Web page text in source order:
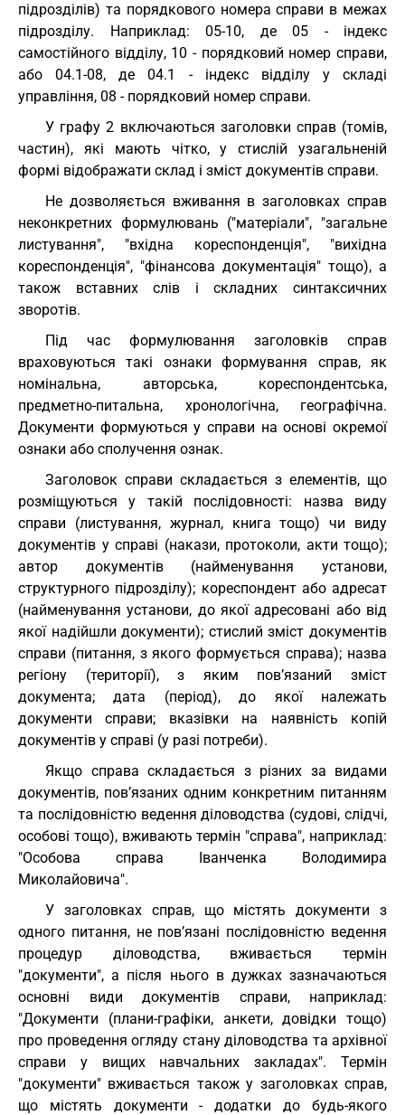
підрозділів) та порядкового номера справи в межах
підрозділу. Наприклад: 05-10, де 05 - індекс
самостійного відділу, 10 - порядковий номер справи,
або 04.1-08, де 04.1 - індекс відділу у складі
управління, 08 - порядковий номер справи.
У графу 2 включаються заголовки справ (томів,
частин), які мають чітко, у стислій узагальненій
формі відображати склад і зміст документів справи.
Не дозволяється вживання в заголовках справ
неконкретних формулювань ("матеріали", "загальне
листування", "вхідна кореспонденція", "вихідна
кореспонденція", "фінансова документація" тощо), а
також вставних слів і складних синтаксичних
зворотів.
Під час формулювання заголовків справ
враховуються такі ознаки формування справ, як
номінальна, авторська, кореспондентська,
предметно-питальна, хронологічна, географічна.
Документи формуються у справи на основі окремої
ознаки або сполучення ознак.
Заголовок справи складається з елементів, що
розміщуються у такій послідовності: назва виду
справи (листування, журнал, книга тощо) чи виду
документів у справі (накази, протоколи, акти тощо);
автор документів (найменування установи,
структурного підрозділу); кореспондент або адресат
(найменування установи, до якої адресовані або від
якої надійшли документи); стислий зміст документів
справи (питання, з якого формується справа); назва
регіону (території), з яким пов’язаний зміст
документа; дата (період), до якої належать
документи справи; вказівки на наявність копій
документів у справі (у разі потреби).
Якщо справа складається з різних за видами
документів, пов’язаних одним конкретним питанням
та послідовністю ведення діловодства (судові, слідчі,
особові тощо), вживають термін "справа", наприклад:
"Особова справа Іванченка Володимира
Миколайовича".
У заголовках справ, що містять документи з
одного питання, не пов’язані послідовністю ведення
процедур діловодства, вживається термін
"документи", а після нього в дужках зазначаються
основні види документів справи, наприклад:
"Документи (плани-графіки, анкети, довідки тощо)
про проведення огляду стану діловодства та архівної
справи у вищих навчальних закладах". Термін
"документи" вживається також у заголовках справ,
що містять документи - додатки до будь-якого